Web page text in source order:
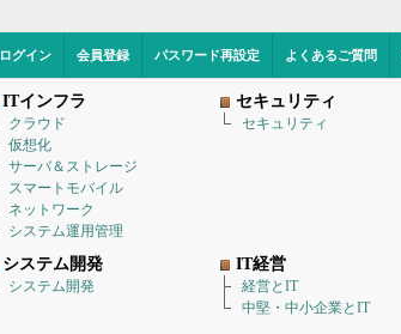
ログイン 会員登録 パスワード再設定 よくあるご質問
ITインフラ
クラウド
仮想化
サーバ＆ストレージ
スマートモバイル
ネットワーク
システム運用管理
セキュリティ
セキュリティ
システム開発
システム開発
IT経営
経営とIT
中堅・中小企業とIT